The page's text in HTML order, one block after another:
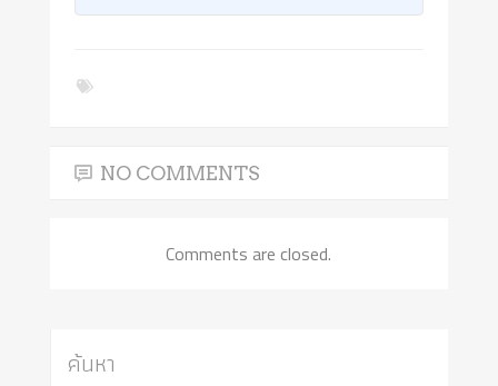
NO COMMENTS
Comments are closed.
ค้นหา